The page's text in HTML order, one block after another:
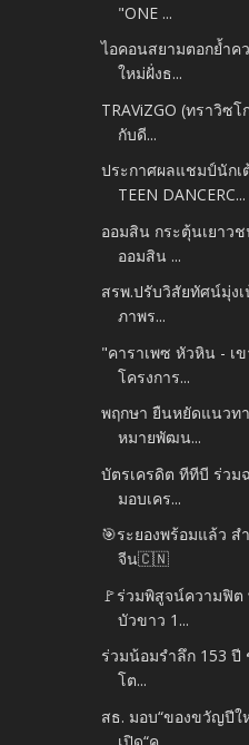
"ONE ...
ไอคอนสยามตอกย้ำค
ใหม่ฝั่งธ...
TRAViZGO (ทราวิซ
กับดี...
ประกาศผลแชมป์นักเ
TEEN DANCERC...
ออมสิน กระตุ้นเยาว
ออมสิน ...
สรพ.ปรับวิสัยทัศน์มุ่ง
ภาพร...
"คาราเพซ หัวหิน - เ
โครงการ...
พฤกษา ยืนหยัดแนวท
หมายพัฒน...
บัตรเครดิต ทีทีบี ร่วม
มอบเคร...
🎯ระยองพร้อมแล้ว ส
จีน🇨🇳
🚩ร่วมพิสูจน์ความฟิ
บัวขาว 1...
ร่วมน้อมรำลึก 153 ปี
โต...
สธ. มอบ“ของขวัญปีใ